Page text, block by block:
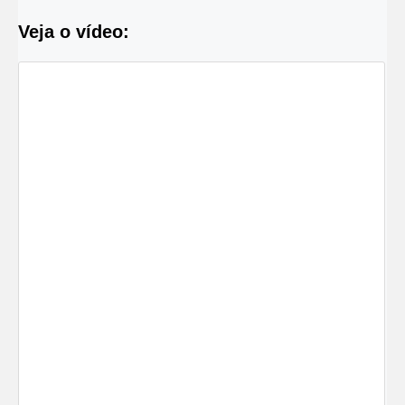
Veja o vídeo: